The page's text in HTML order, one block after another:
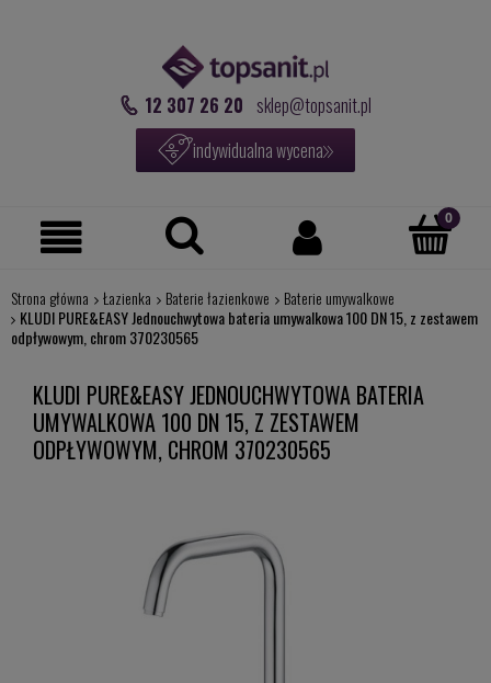
12 307 26 20 sklep@topsanit.pl
indywidualna wycena
Strona główna Łazienka Baterie łazienkowe
Baterie umywalkowe
KLUDI PURE&EASY Jednouchwytowa bateria umywalkowa 100 DN 15, z zestawem
odpływowym, chrom 370230565
KLUDI PURE&EASY JEDNOUCHWYTOWA BATERIA
UMYWALKOWA 100 DN 15, Z ZESTAWEM
ODPŁYWOWYM, CHROM 370230565